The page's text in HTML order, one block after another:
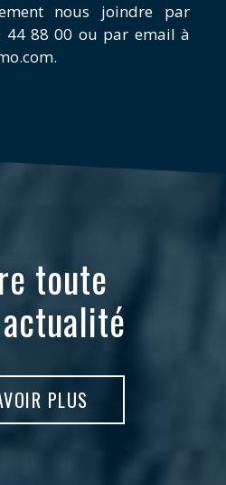
nous joindre par
44 88 00 ou par email à
.
toute
PLUS